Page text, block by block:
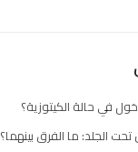
في حالة الكيتوزية؟
الجلد: ما الفرق بينهما؟